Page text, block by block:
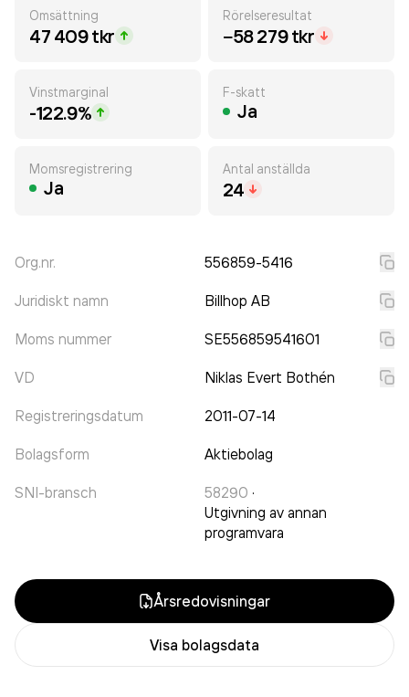
Omsättning
47 409 tkr
Rörelseresultat
−58 279 tkr
Vinstmarginal
-122.9%
F-skatt
Ja
Momsregistrering
Ja
Antal anställda
24
Org.nr. 556859-5416
Juridiskt namn Billhop AB
Moms nummer SE556859541601
VD Niklas Evert Bothén
Registreringsdatum 2011-07-14
Bolagsform Aktiebolag
SNI-bransch 58290 ·
Utgivning av annan
programvara
Årsredovisningar
Visa bolagsdata